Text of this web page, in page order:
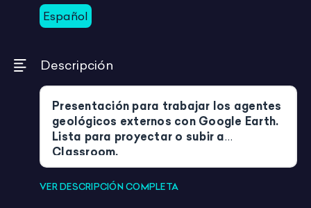
Español
Descripción
Presentación para trabajar los agentes
geológicos externos con Google Earth.
Lista para proyectar o subir a
Classroom.
VER DESCRIPCIÓN COMPLETA